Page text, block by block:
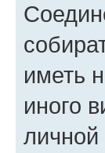
иметь
иного